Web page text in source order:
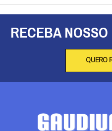
RECEBA
QUERO